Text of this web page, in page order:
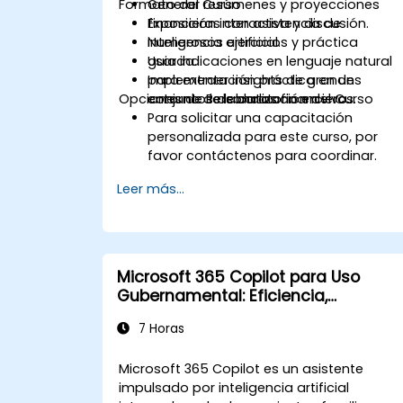
Generar resúmenes y proyecciones
financieras con asistencia de
inteligencia artificial.
Usar indicaciones en lenguaje natural
para extraer insights de grandes
conjuntos de datos financieros.
Formato del Curso
Exposición interactiva y discusión.
Numerosos ejercicios y práctica
guiada.
Implementación práctica en un
entorno de laboratorio en vivo.
Opciones de Personalización del Curso
Para solicitar una capacitación
personalizada para este curso, por
favor contáctenos para coordinar.
Leer más...
Microsoft 365 Copilot para Uso
Gubernamental: Eficiencia,
7 Horas
Microsoft 365 Copilot es un asistente
impulsado por inteligencia artificial